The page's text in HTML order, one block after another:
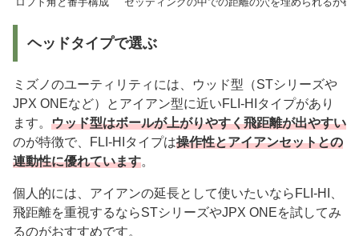
ヘッドタイプで選ぶ
ミズノのユーティリティには、ウッド型（STシリーズや
JPX ONEなど）とアイアン型に近いFLI-HIタイプがあり
ます。 ウッド型はボールが上がりやすく飛距離が出やすい
のが特徴で、FLI-HIタイプは操作性とアイアンセットとの
連動性に優れています。
個人的には、アイアンの延長として使いたいならFLI-HI、
飛距離を重視するならSTシリーズやJPX ONEを試してみ
るのがおすすめです。